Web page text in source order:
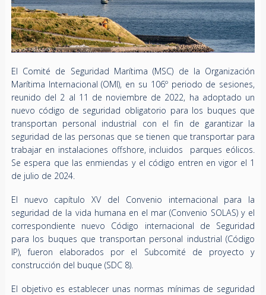
El Comité de Seguridad Marítima (MSC) de la Organización
Marítima Internacional (OMI), en su 106º periodo de sesiones,
reunido del 2 al 11 de noviembre de 2022, ha adoptado un
nuevo código de seguridad obligatorio para los buques que
transportan personal industrial con el fin de garantizar la
seguridad de las personas que se tienen que transportar para
trabajar en instalaciones offshore, incluidos parques eólicos.
Se espera que las enmiendas y el código entren en vigor el 1
de julio de 2024.
El nuevo capítulo XV del Convenio internacional para la
seguridad de la vida humana en el mar (Convenio SOLAS) y el
correspondiente nuevo Código internacional de Seguridad
para los buques que transportan personal industrial (Código
IP), fueron elaborados por el Subcomité de proyecto y
construcción del buque (SDC 8).
El objetivo es establecer unas normas mínimas de seguridad